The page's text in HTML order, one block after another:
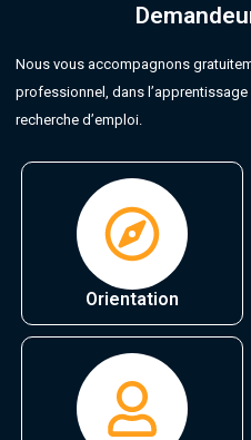
Nous vous accompagnons
professionnel, dans
recherche d’emploi.
Orientation